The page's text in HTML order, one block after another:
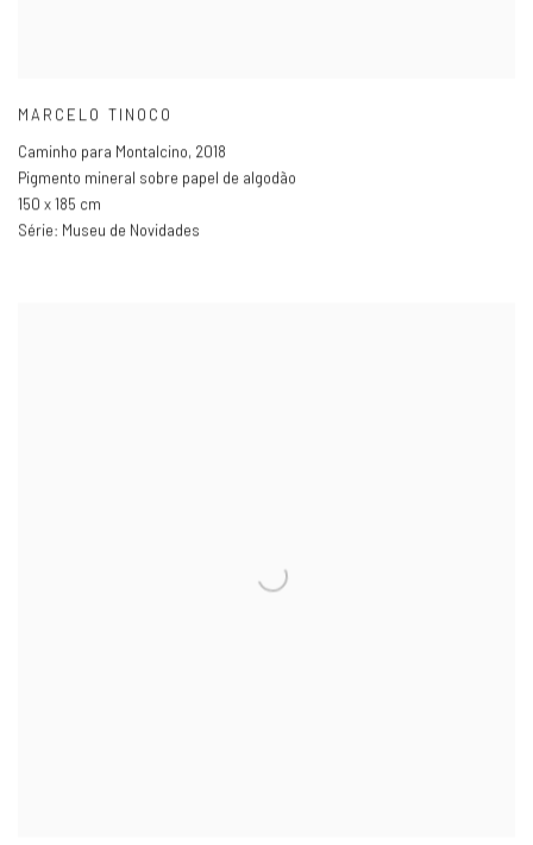
MARCELO TINOCO
Caminho para Montalcino, 2018
Pigmento mineral sobre papel de algodão
150 x 185 cm
Série: Museu de Novidades